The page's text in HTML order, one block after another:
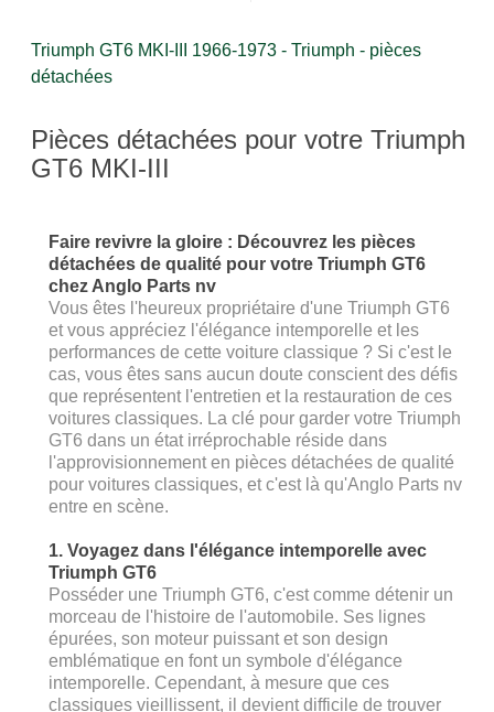
Triumph GT6 MKI-III 1966-1973 - Triumph - pièces
détachées
Pièces détachées pour votre Triumph
GT6 MKI-III
Faire revivre la gloire : Découvrez les pièces
détachées de qualité pour votre Triumph GT6
chez Anglo Parts nv
Vous êtes l'heureux propriétaire d'une Triumph GT6
et vous appréciez l'élégance intemporelle et les
performances de cette voiture classique ? Si c'est le
cas, vous êtes sans aucun doute conscient des défis
que représentent l'entretien et la restauration de ces
voitures classiques. La clé pour garder votre Triumph
GT6 dans un état irréprochable réside dans
l'approvisionnement en pièces détachées de qualité
pour voitures classiques, et c'est là qu'Anglo Parts nv
entre en scène.
1. Voyagez dans l'élégance intemporelle avec
Triumph GT6
Posséder une Triumph GT6, c'est comme détenir un
morceau de l'histoire de l'automobile. Ses lignes
épurées, son moteur puissant et son design
emblématique en font un symbole d'élégance
intemporelle. Cependant, à mesure que ces
classiques vieillissent, il devient difficile de trouver